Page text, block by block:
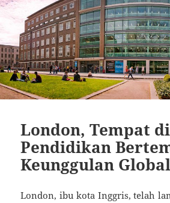
London, Tempat
Pendidikan
Keunggulan Global
London, ibu kota Inggris, telah